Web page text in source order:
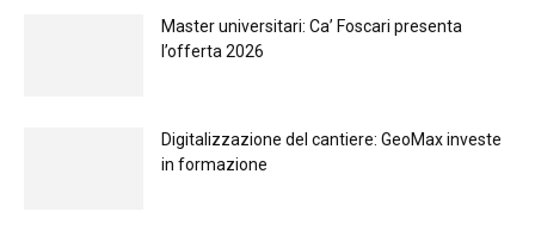
Master universitari: Ca’ Foscari presenta
l’offerta 2026
Digitalizzazione del cantiere: GeoMax investe
in formazione